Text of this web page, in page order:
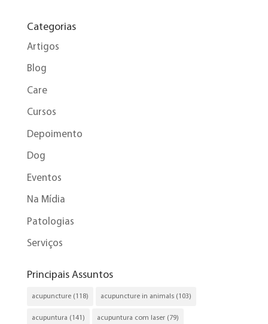
Categorias
Artigos
Blog
Care
Cursos
Depoimento
Dog
Eventos
Na Mídia
Patologias
Serviços
Principais Assuntos
acupuncture(118) acupuncture in animals(103)
acupuntura (141) acupuntura com laser(79)